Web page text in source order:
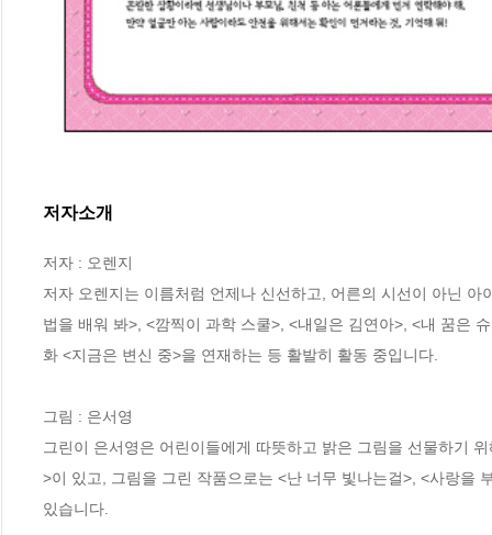
저자소개
저자 : 오렌지
저자 오렌지는 이름처럼 언제나 신선하고, 어른의 시선이 아닌
법을 배워 봐>, <깜찍이 과학 스쿨>, <내일은 김연아>, <내 꿈은
화 <지금은 변신 중>을 연재하는 등 활발히 활동 중입니다.
그림 : 은서영
그린이 은서영은 어린이들에게 따뜻하고 밝은 그림을 선물하기
>이 있고, 그림을 그린 작품으로는 <난 너무 빛나는걸>, <사랑을
있습니다.